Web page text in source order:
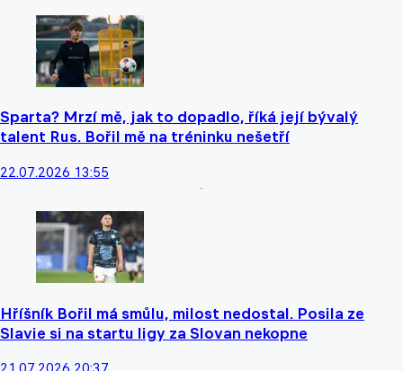
Sparta? Mrzí mě, jak to dopadlo, říká její bývalý
talent Rus. Bořil mě na tréninku nešetří
22.07.2026 13:55
Hříšník Bořil má smůlu, milost nedostal. Posila ze
Slavie si na startu ligy za Slovan nekopne